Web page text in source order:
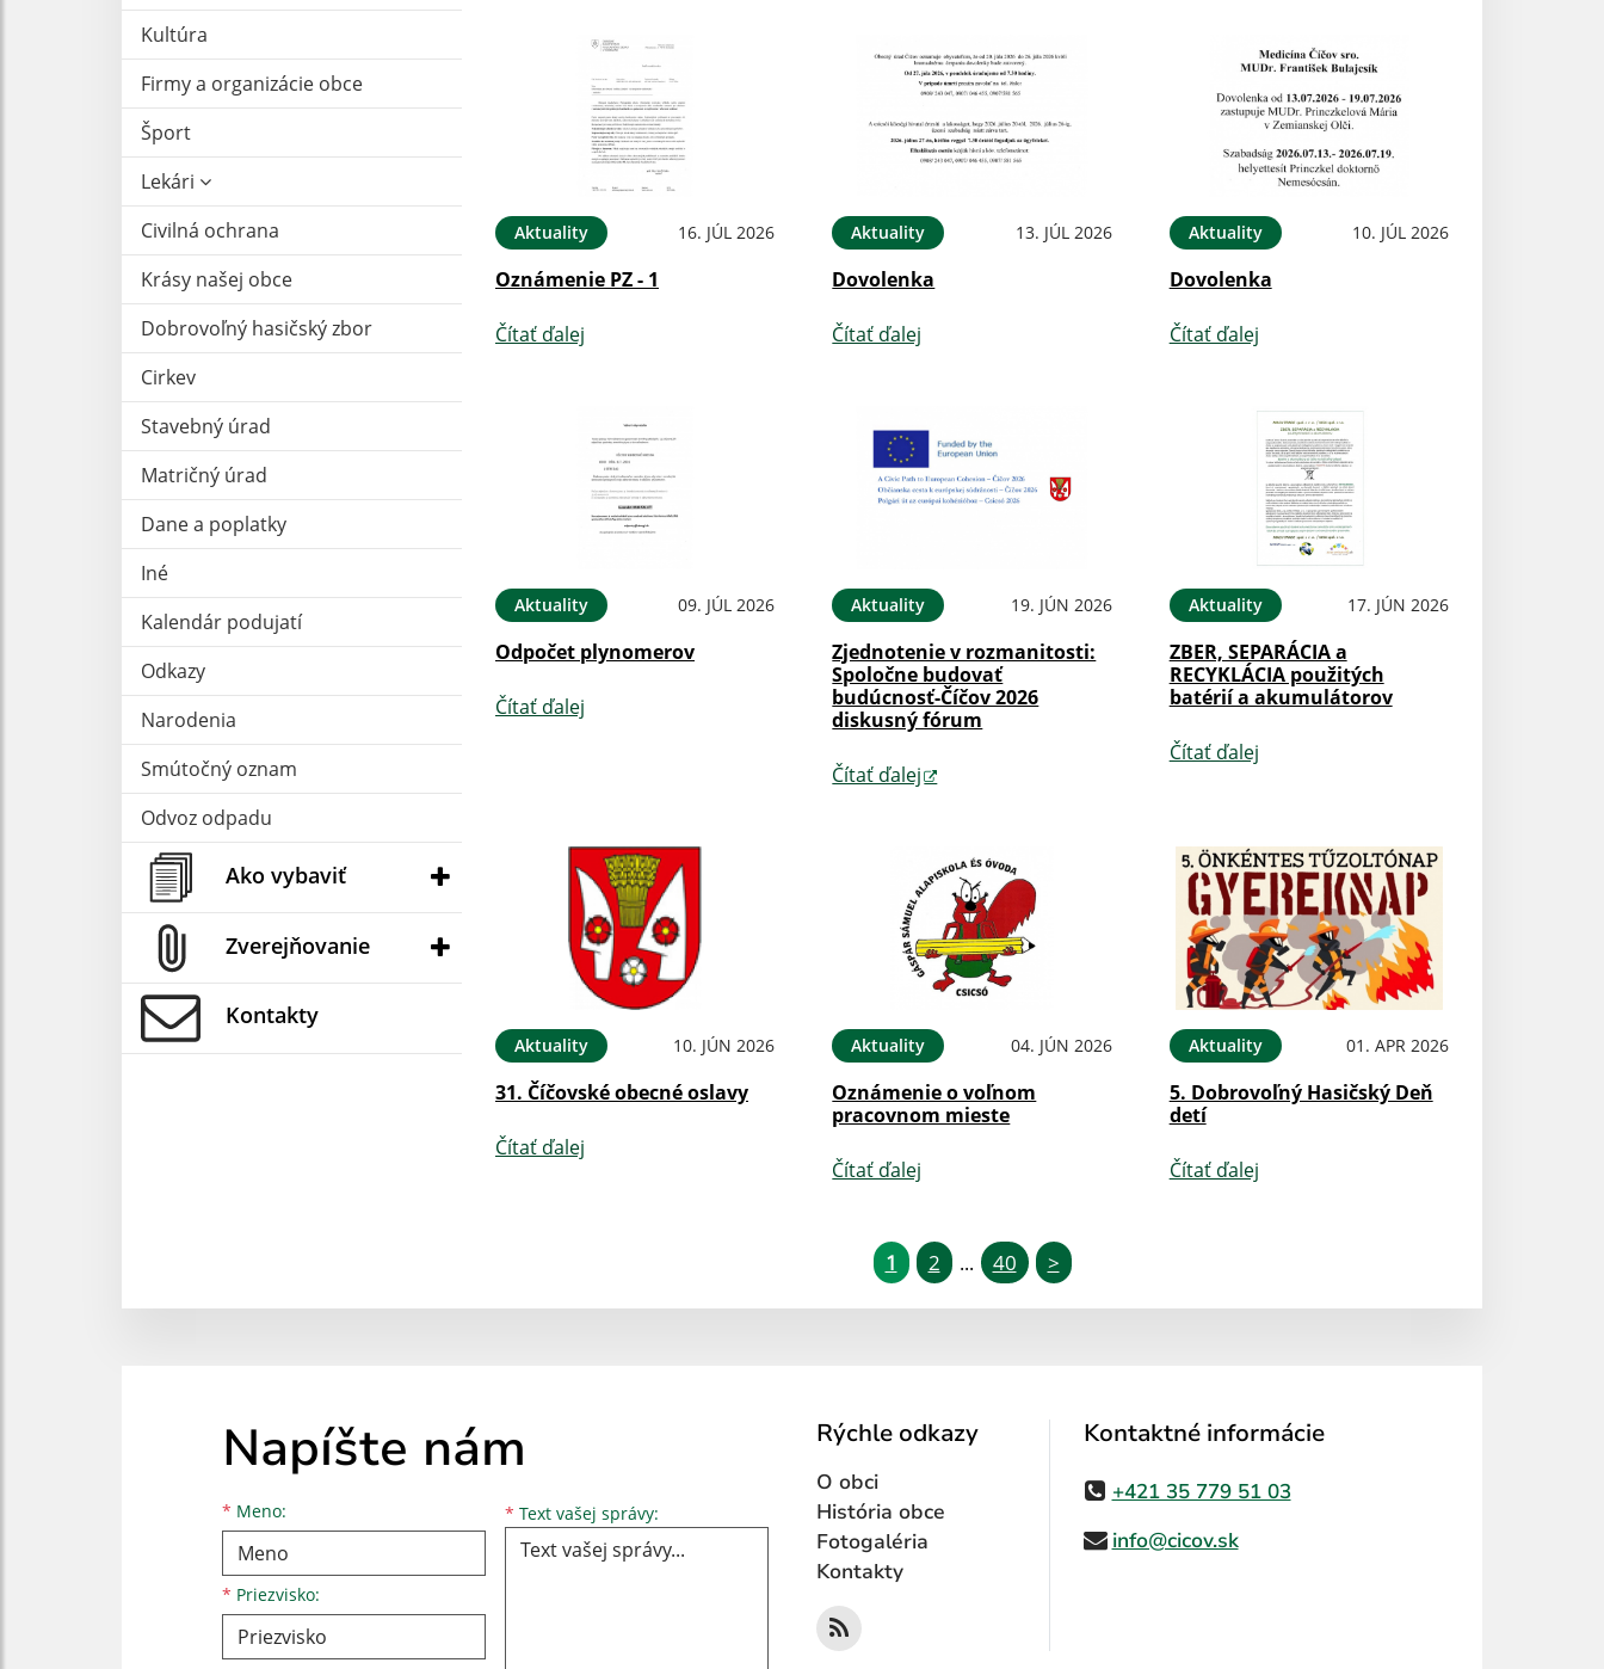
Kultúra
Firmy a organizácie obce
Šport
Lekári
Civilná ochrana
Krásy našej obce
Dobrovoľný hasičský zbor
Cirkev
Stavebný úrad
Matričný úrad
Dane a poplatky
Iné
Kalendár podujatí
Odkazy
Narodenia
Smútočný oznam
Odvoz odpadu
Ako vybaviť
Zverejňovanie
Kontakty
Aktuality 16. JÚL 2026
Oznámenie PZ - 1
Čítať ďalej
Aktuality 13. JÚL 2026
Dovolenka
Čítať ďalej
Aktuality 10. JÚL 2026
Dovolenka
Čítať ďalej
Aktuality 09. JÚL 2026
Odpočet plynomerov
Čítať ďalej
Aktuality 19. JÚN 2026
Zjednotenie v rozmanitosti:
Spoločne budovať
budúcnosť-Číčov 2026
diskusný fórum
Čítať ďalej
Aktuality 17. JÚN 2026
ZBER, SEPARÁCIA a
RECYKLÁCIA použitých
batérií a akumulátorov
Čítať ďalej
Aktuality 10. JÚN 2026
31. Číčovské obecné oslavy
Čítať ďalej
Aktuality 04. JÚN 2026
Oznámenie o voľnom
pracovnom mieste
Čítať ďalej
Aktuality 01. APR 2026
5. Dobrovoľný Hasičský Deň
detí
Čítať ďalej
1 2 ... 40 >
Napíšte nám
* Meno:
Meno
* Priezvisko:
Priezvisko
E-mailová adresa * Text vašej správy: Text vašej správy...
Rýchle odkazy
O obci
História obce
Fotogaléria
Kontakty
Kontaktné informácie
+421 35 779 51 03
info@cicov.sk